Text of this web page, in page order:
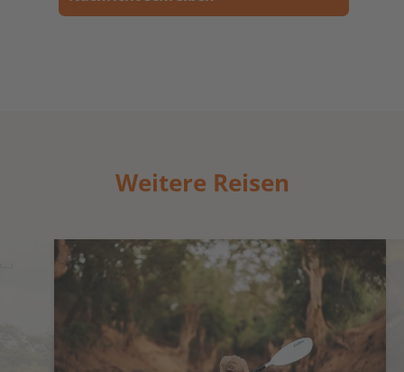
Weitere Reisen